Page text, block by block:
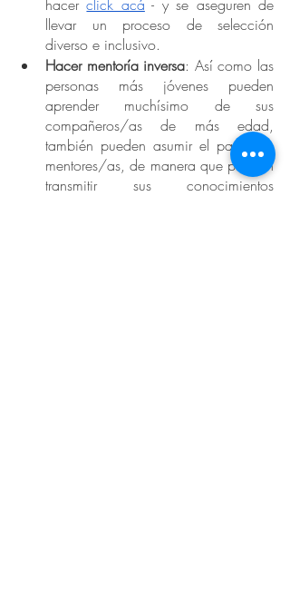
hacer click acá - y se aseguren de
llevar un proceso de selección
diverso e inclusivo.
Hacer mentoría inversa: Así como las
personas más jóvenes pueden
aprender muchísimo de sus
compañeros/as de más edad,
también pueden asumir el papel de
mentores/as, de manera que puedan
transmitir sus conocimientos